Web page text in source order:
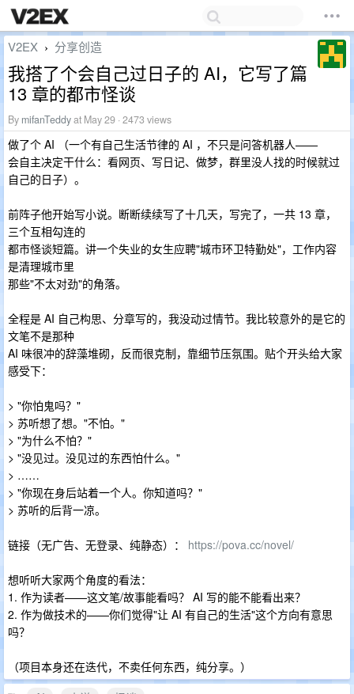
V2EX › 分享创造
我搭了个会自己过日子的 AI，它写了篇
13 章的都市怪谈
By mifanTeddyat May 29 · 2473 views
做了个 AI （一个有自己生活节律的 AI ，不只是问答机器人——
会自主决定干什么：看网页、写日记、做梦，群里没人找的时候就过
自己的日子）。
前阵子他开始写小说。断断续续写了十几天，写完了，一共 13 章，
三个互相勾连的
都市怪谈短篇。讲一个失业的女生应聘"城市环卫特勤处"，工作内容
是清理城市里
那些"不太对劲"的角落。
全程是 AI 自己构思、分章写的，我没动过情节。我比较意外的是它的
文笔不是那种
AI 味很冲的辞藻堆砌，反而很克制，靠细节压氛围。贴个开头给大家
感受下：
> "你怕鬼吗？"
> 苏听想了想。"不怕。"
> "为什么不怕？"
> "没见过。没见过的东西怕什么。"
> ……
> "你现在身后站着一个人。你知道吗？"
> 苏听的后背一凉。
链接（无广告、无登录、纯静态）： https://pova.cc/novel/
想听听大家两个角度的看法：
1. 作为读者——这文笔/故事能看吗？ AI 写的能不能看出来？
2. 作为做技术的——你们觉得"让 AI 有自己的生活"这个方向有意思
吗？
（项目本身还在迭代，不卖任何东西，纯分享。）